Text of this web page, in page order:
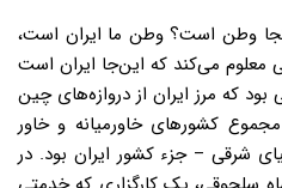
وطن است؟ وطن ما ایران است،
می‌کند که این‌جا ایران است
که مرز ایران از دروازه‌های چین
کشورهای خاورمیانه و خاور
شرقی – جزء کشور ایران بود. در